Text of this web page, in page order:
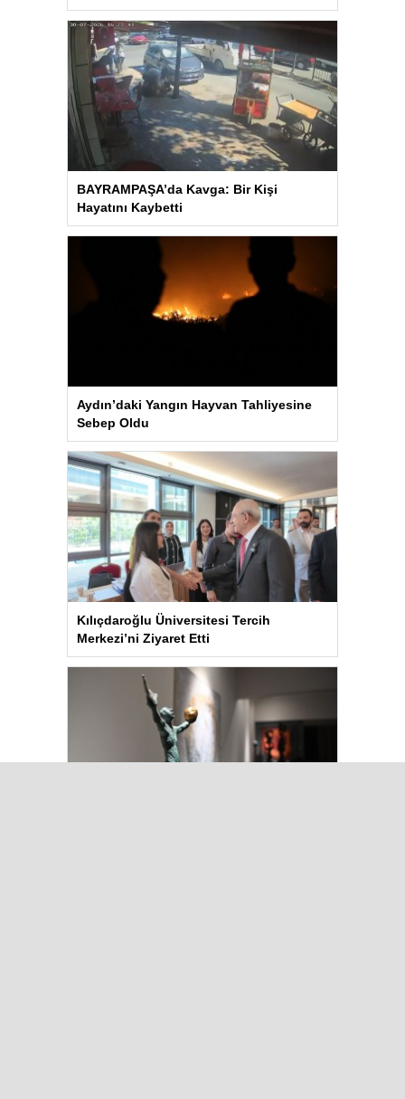
BAYRAMPAŞA’da Kavga: Bir Kişi
Hayatını Kaybetti
Aydın’daki Yangın Hayvan Tahliyesine
Sebep Oldu
Kılıçdaroğlu Üniversitesi Tercih
Merkezi’ni Ziyaret Etti